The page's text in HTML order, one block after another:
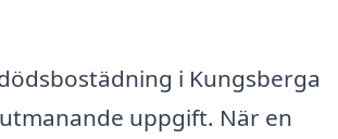
i Kungsberga
uppgift. När en